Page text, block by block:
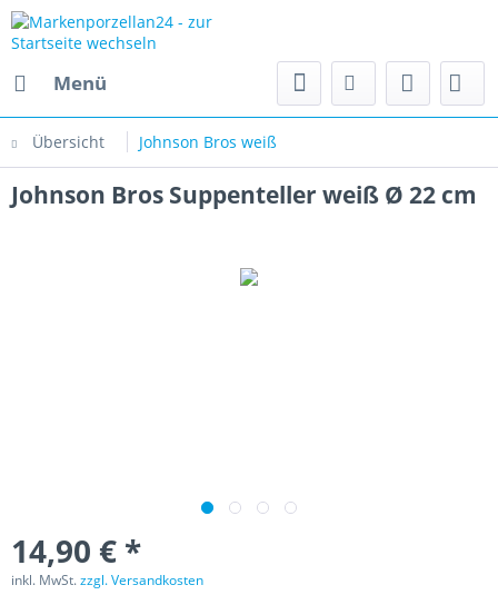
Menü
Übersicht Johnson Bros weiß
Johnson Bros Suppenteller weiß Ø 22 cm
14,90 € *
inkl. MwSt.zzgl. Versandkosten